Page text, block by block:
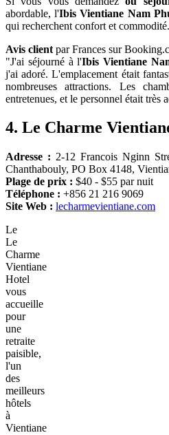
abordable, l'Ibis Vientiane Nam
qui recherchent confort et commodité.
Avis client par Frances sur
"J'ai séjourné à l'Ibis Vientiane
j'ai adoré. L'emplacement était
nombreuses attractions. Les
entretenues, et le personnel était très
4. Le Charme
Adresse : 2-12 Francois Nginn
Chanthabouly, PO Box 4148,
Plage de prix : $40 - $55 par nuit
Téléphone : +856 21 216 9069
Site Web : lecharmevientiane.com
Le
Le
Charme
Vientiane
Hotel
vous
accueille
pour
une
retraite
paisible,
l'un
des
meilleurs
hôtels
à
Vientiane